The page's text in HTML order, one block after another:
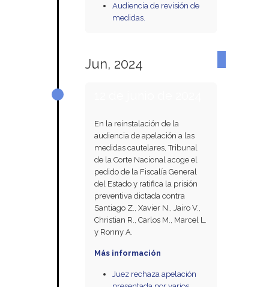
Audiencia de revisión de
medidas.
Jun, 2024
En la reinstalación de la
audiencia de apelación a las
medidas cautelares, Tribunal
de la Corte Nacional acoge el
pedido de la Fiscalía General
del Estado y ratifica la prisión
preventiva dictada contra
Santiago Z., Xavier N., Jairo V.,
Christian R., Carlos M., Marcel L.
y Ronny A.
Más información
Juez rechaza apelación